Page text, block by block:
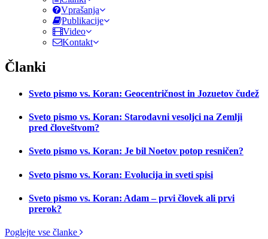
Vprašanja
Publikacije
Video
Kontakt
Članki
Sveto pismo vs. Koran: Geocentričnost in Jozuetov čudež
Sveto pismo vs. Koran: Starodavni vesoljci na Zemlji
pred človeštvom?
Sveto pismo vs. Koran: Je bil Noetov potop resničen?
Sveto pismo vs. Koran: Evolucija in sveti spisi
Sveto pismo vs. Koran: Adam – prvi človek ali prvi
prerok?
Poglejte vse članke